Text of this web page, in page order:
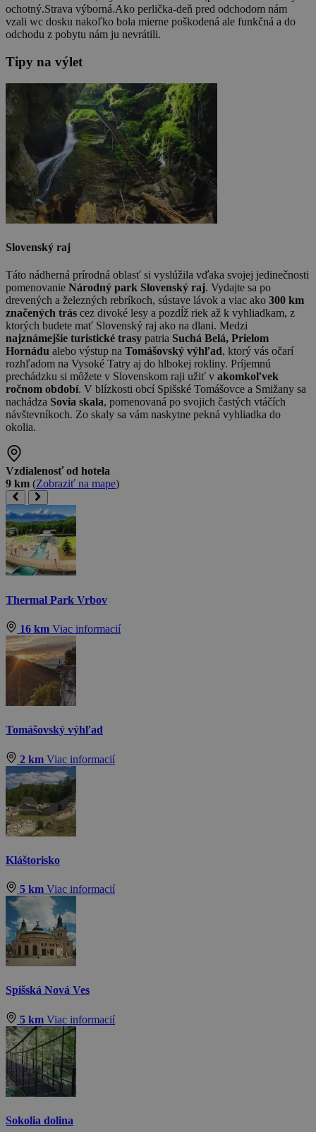
ochotný.Strava výborná.Ako perlička-deň pred odchodom nám
vzali wc dosku nakoľko bola mierne poškodená ale funkčná a do
odchodu z pobytu nám ju nevrátili.
Tipy na výlet
Slovenský raj
Táto nádherná prírodná oblasť si vyslúžila vďaka svojej jedinečnosti
pomenovanie Národný park Slovenský raj. Vydajte sa po
drevených a železných rebríkoch, sústave lávok a viac ako 300 km
značených trás cez divoké lesy a pozdĺž riek až k vyhliadkam, z
ktorých budete mať Slovenský raj ako na dlani. Medzi
najznámejšie turistické trasy patria Suchá Belá, Prielom
Hornádu alebo výstup na Tomášovský výhľad, ktorý vás očarí
rozhľadom na Vysoké Tatry aj do hlbokej rokliny. Príjemnú
prechádzku si môžete v Slovenskom raji užiť v akomkoľvek
ročnom období. V blízkosti obcí Spišské Tomášovce a Smižany sa
nachádza Sovia skala, pomenovaná po svojich častých vtáčích
návštevníkoch. Zo skaly sa vám naskytne pekná vyhliadka do
okolia.
Vzdialenosť od hotela
9 km (Zobraziť na mape)
Thermal Park Vrbov
16 km Viac informacií
Tomášovský výhľad
2 km Viac informacií
Kláštorisko
5 km Viac informacií
Spišská Nová Ves
5 km Viac informacií
Sokolia dolina